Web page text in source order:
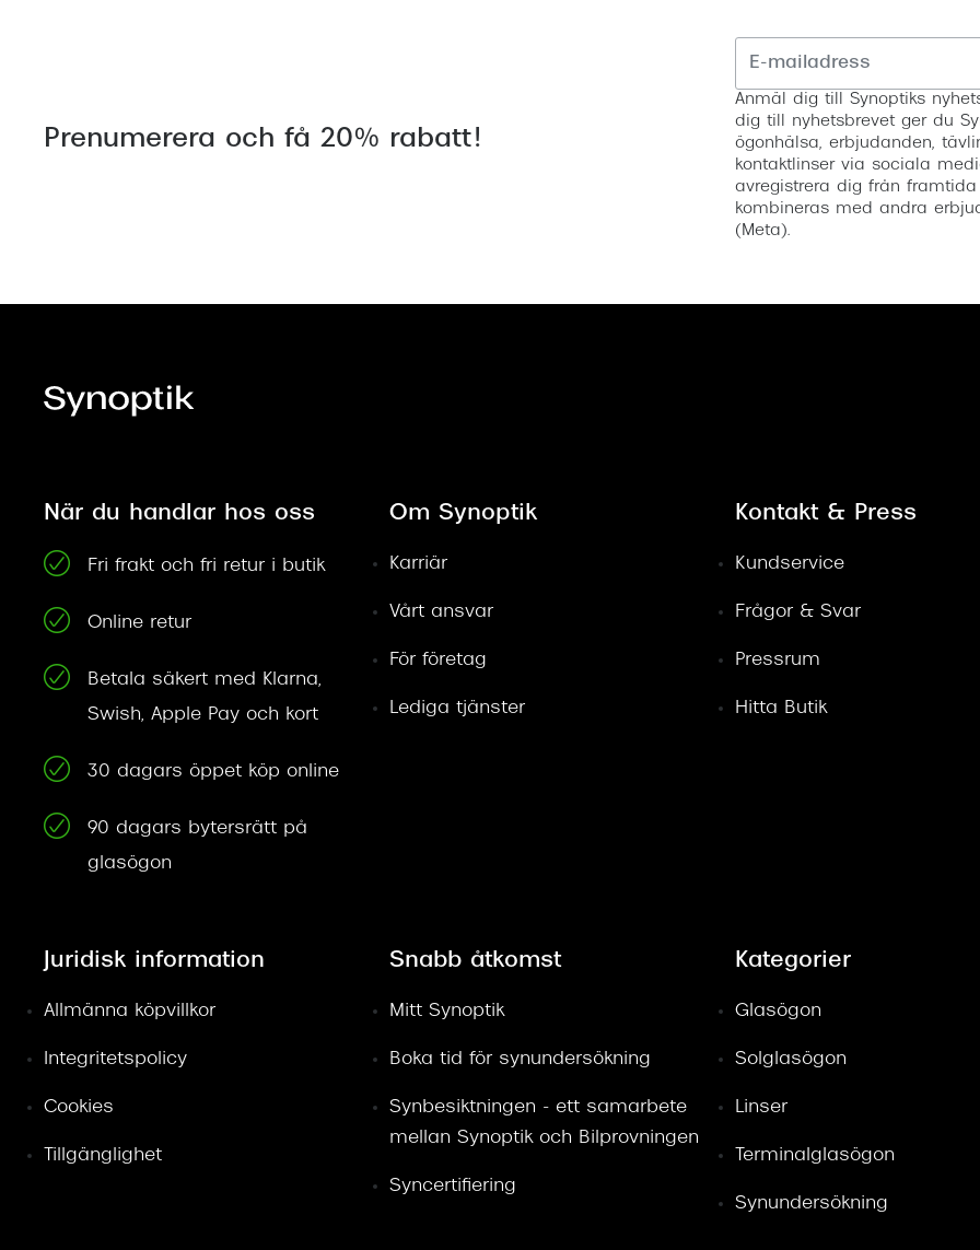
Prenumerera och få 20% rabatt!
Anmäl dig till Synoptiks
dig till nyhetsbrevet ger du
ögonhälsa, erbjudanden,
kontaktlinser via sociala
avregistrera dig från framtida
kombineras med andra
(Meta).
När du handlar hos oss
Fri frakt och fri retur i butik
Online retur
Betala säkert med Klarna,
Swish, Apple Pay och kort
30 dagars öppet köp online
90 dagars bytersrätt på
glasögon
Om Synoptik
Karriär
Vårt ansvar
För företag
Lediga tjänster
Kontakt & Press
Kundservice
Frågor & Svar
Pressrum
Hitta Butik
Juridisk information
Allmänna köpvillkor
Integritetspolicy
Cookies
Tillgänglighet
Snabb åtkomst
Mitt Synoptik
Boka tid för synundersökning
Synbesiktningen - ett samarbete
mellan Synoptik och Bilprovningen
Syncertifiering
Kategorier
Glasögon
Solglasögon
Linser
Terminalglasögon
Synundersökning